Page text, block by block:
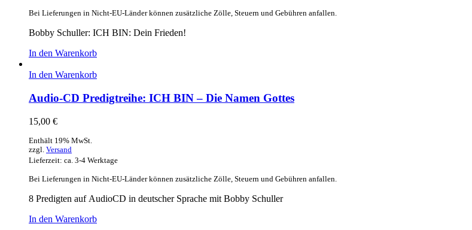
Bei Lieferungen in Nicht-EU-Länder können zusätzliche Zölle, Steuern und Gebühren anfallen.
Bobby Schuller: ICH BIN: Dein Frieden!
In den Warenkorb
In den Warenkorb
Audio-CD Predigtreihe: ICH BIN – Die Namen Gottes
15,00 €
Enthält 19% MwSt.
zzgl. Versand
Lieferzeit: ca. 3-4 Werktage
Bei Lieferungen in Nicht-EU-Länder können zusätzliche Zölle, Steuern und Gebühren anfallen.
8 Predigten auf AudioCD in deutscher Sprache mit Bobby Schuller
In den Warenkorb